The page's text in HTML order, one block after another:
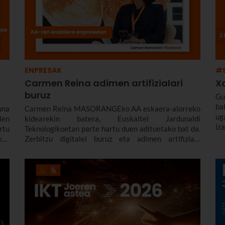
ENPRESAK
Carmen Reina adimen artifizialari
buruz
Carmen Reina MASORANGEko AA eskaera-alorreko
kidearekin batera, Euskaltel Jardunaldi
Teknologikoetan parte hartu duen adituetako bat da.
Zerbitzu digitalei buruz eta adimen artifiziala
egungo egoera erreala nahiz etorkizuneko erronkak
kontuan hartuta.